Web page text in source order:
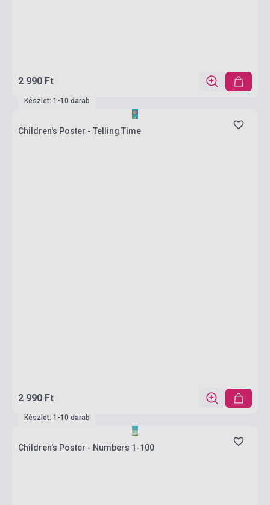
2 990 Ft
Készlet: 1-10 darab
Children's Poster - Telling Time
2 990 Ft
Készlet: 1-10 darab
Children's Poster - Numbers 1-100